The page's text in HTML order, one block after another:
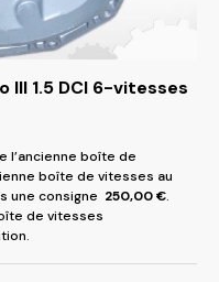
III 1.5 DCI 6-vitesses
l’ancienne boîte de
boîte de vitesses au
une consigne 250,00€.
de vitesses